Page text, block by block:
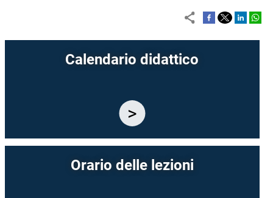
Calendario didattico
Orario delle lezioni